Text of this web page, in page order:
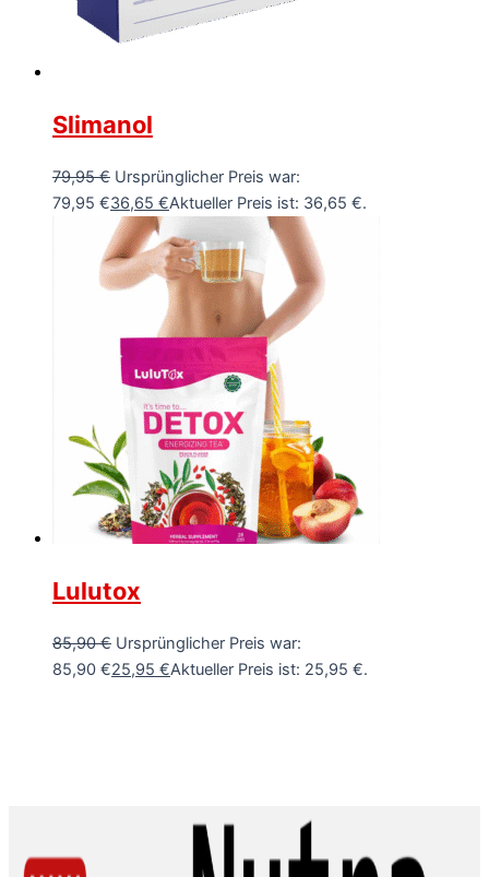
Slimanol
79,95€ Ursprünglicher Preis war:
79,95 €36,65 €Aktueller Preis ist: 36,65 €.
Lulutox
85,90€ Ursprünglicher Preis war:
85,90 €25,95 €Aktueller Preis ist: 25,95 €.